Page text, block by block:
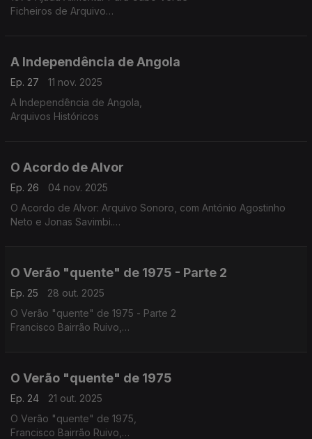
Ficheiros de Arquivo
A Independência de Angola
Ep. 27
11 nov. 2025
A Independência de Angola,
Arquivos Históricos
O Acordo de Alvor
Ep. 26
04 nov. 2025
O Acordo de Alvor: Arquivo Sonoro, com António Agostinho
Neto e Jonas Savimbi.
O Verão "quente" de 1975 - Parte 2
Ep. 25
28 out. 2025
O Verão "quente" de 1975 - Parte 2
Francisco Bairrão Ruivo,
O Verão "quente" de 1975
Ep. 24
21 out. 2025
O Verão "quente" de 1975,
Francisco Bairrão Ruivo,